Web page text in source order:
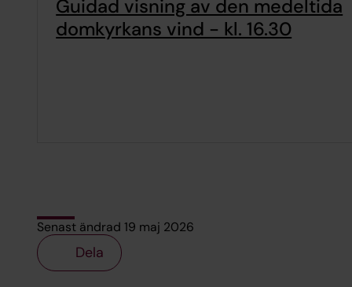
Guidad visning av den medeltida
domkyrkans vind - kl. 16.30
Senast ändrad 19 maj 2026
Dela